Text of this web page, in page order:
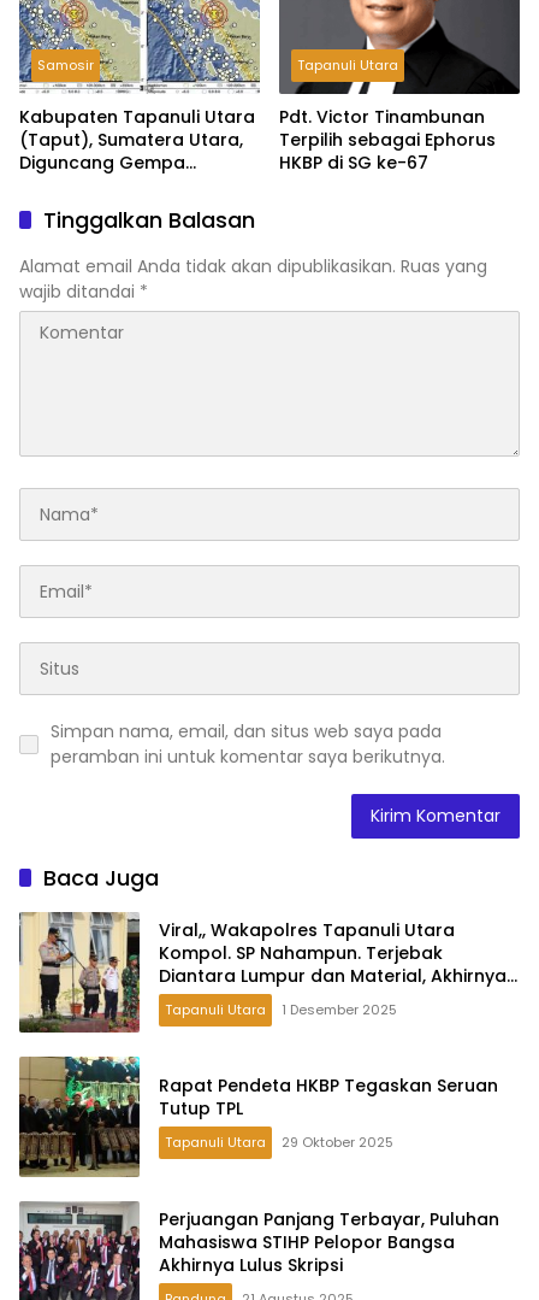
Samosir
Kabupaten Tapanuli Utara
(Taput), Sumatera Utara,
Diguncang Gempa
Tapanuli Utara
Pdt. Victor Tinambunan
Terpilih sebagai Ephorus
HKBP di SG ke-67
Tinggalkan Balasan
Alamat email Anda tidak akan dipublikasikan. Ruas yang
wajib ditandai *
Simpan nama, email, dan situs web saya pada
peramban ini untuk komentar saya berikutnya.
Baca Juga
Viral,, Wakapolres Tapanuli Utara
Kompol. SP Nahampun. Terjebak
Diantara Lumpur dan Material, Akhirnya
Bermalam Bersama Warga
Tapanuli Utara 1 Desember 2025
Rapat Pendeta HKBP Tegaskan Seruan
Tutup TPL
Tapanuli Utara 29 Oktober 2025
Perjuangan Panjang Terbayar, Puluhan
Mahasiswa STIHP Pelopor Bangsa
Akhirnya Lulus Skripsi